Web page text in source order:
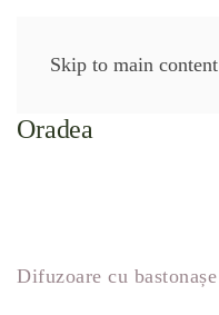
Skip to main content
Difuzoare cu bastonașe